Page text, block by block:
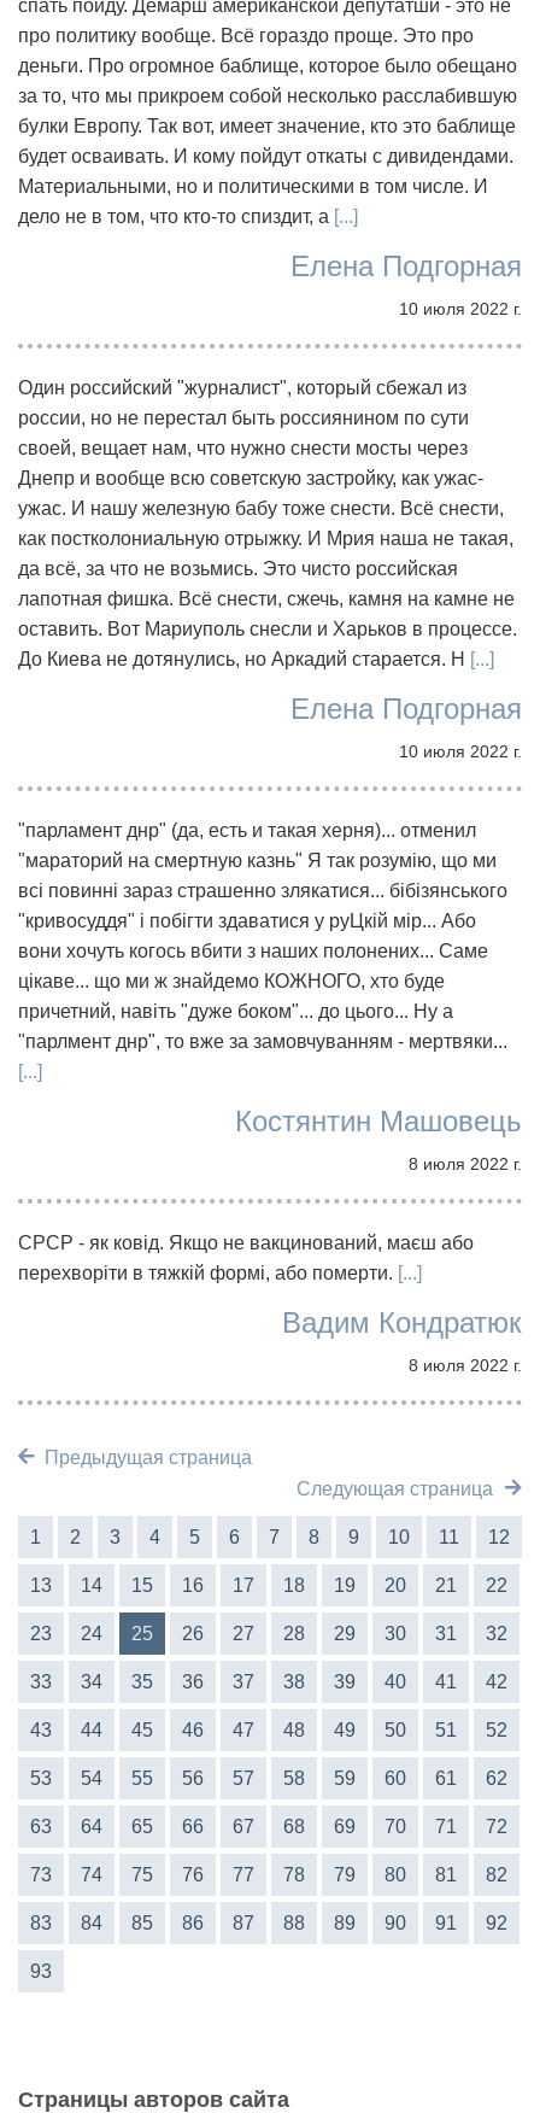
спать пойду. Демарш американской депутатши - это не
про политику вообще. Всё гораздо проще. Это про
деньги. Про огромное баблище, которое было обещано
за то, что мы прикроем собой несколько расслабившую
булки Европу. Так вот, имеет значение, кто это баблище
будет осваивать. И кому пойдут откаты с дивидендами.
Материальными, но и политическими в том числе. И
дело не в том, что кто-то спиздит, а [...]
Елена Подгорная
10 июля 2022 г.
Один российский "журналист", который сбежал из
россии, но не перестал быть россиянином по сути
своей, вещает нам, что нужно снести мосты через
Днепр и вообще всю советскую застройку, как ужас-
ужас. И нашу железную бабу тоже снести. Всё снести,
как постколониальную отрыжку. И Мрия наша не такая,
да всё, за что не возьмись. Это чисто российская
лапотная фишка. Всё снести, сжечь, камня на камне не
оставить. Вот Мариуполь снесли и Харьков в процессе.
До Киева не дотянулись, но Аркадий старается. Н [...]
Елена Подгорная
10 июля 2022 г.
"парламент днр" (да, есть и такая херня)... отменил
"мараторий на смертную казнь" Я так розумію, що ми
всі повинні зараз страшенно злякатися... бібізянського
"кривосуддя" і побігти здаватися у руЦкій мір... Або
вони хочуть когось вбити з наших полонених... Саме
цікаве... що ми ж знайдемо КОЖНОГО, хто буде
причетний, навіть "дуже боком"... до цього... Ну а
"парлмент днр", то вже за замовчуванням - мертвяки...
[...]
Костянтин Машовець
8 июля 2022 г.
СРСР - як ковід. Якщо не вакцинований, маєш або
перехворіти в тяжкій формі, або померти. [...]
Вадим Кондратюк
8 июля 2022 г.
Предыдущая страница
Следующая страница
1 2 3 4 5 6 7 8 9 10 11 12
13 14 15 16 17 18 19 20 21 22
23 24 25 26 27 28 29 30 31 32
33 34 35 36 37 38 39 40 41 42
43 44 45 46 47 48 49 50 51 52
53 54 55 56 57 58 59 60 61 62
63 64 65 66 67 68 69 70 71 72
73 74 75 76 77 78 79 80 81 82
83 84 85 86 87 88 89 90 91 92
93
Страницы авторов сайта